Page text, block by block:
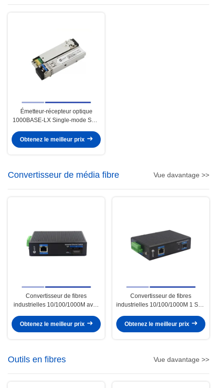
Émetteur-récepteur optique
1000BASE-LX Single-mode SMF
Obtenez le meilleur prix
Convertisseur de média fibre Vue davantage >>
Convertisseur de fibres
industrielles 10/100/1000M avec
Duplex SC 1310nm 20KM
Obtenez le meilleur prix
Convertisseur de fibres
industrielles 10/100/1000M 1 SFP
SMF Duplex 1310nm 20KM
Obtenez le meilleur prix
Outils en fibres Vue davantage >>